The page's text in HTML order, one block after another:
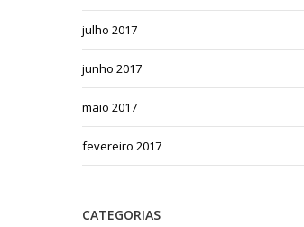
julho 2017
junho 2017
maio 2017
fevereiro 2017
CATEGORIAS